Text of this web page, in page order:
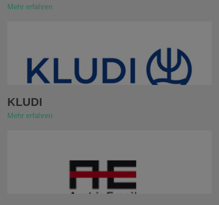
Mehr erfahren
KLUDI
Mehr erfahren